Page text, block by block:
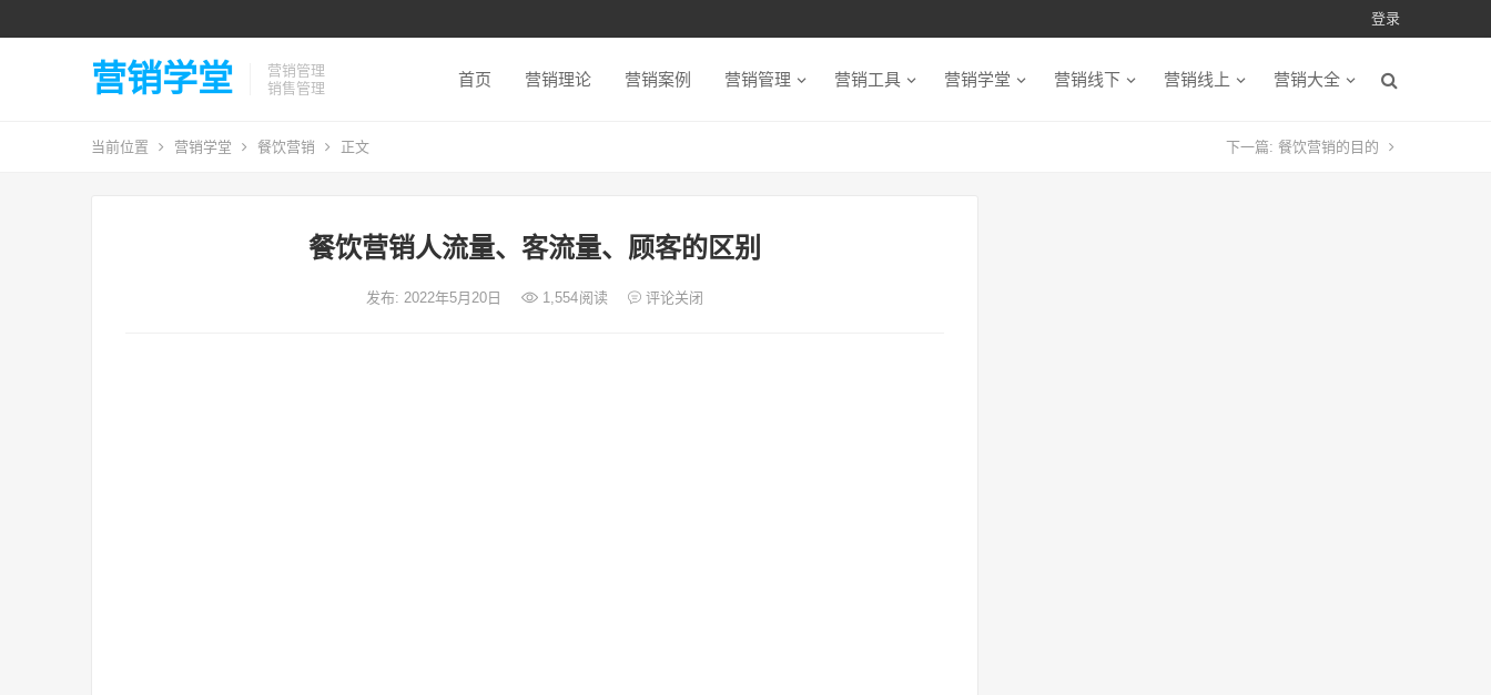
登录
营销学堂
营销管理
销售管理
首页 营销理论 营销案例 营销管理 营销工具 营销学堂 营销线下 营销线上 营销大全
当前位置 营销学堂 餐饮营销 正文 下一篇: 餐饮营销的目的
餐饮营销人流量、客流量、顾客的区别
发布: 2022年5月20日 1,554阅读 评论关闭